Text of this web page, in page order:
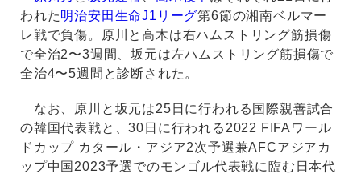
われた明治安田生命J1リーグ第6節の湘南ベルマー
レ戦で負傷。原川と高木は右ハムストリング筋損傷
で全治2〜3週間、坂元は左ハムストリング筋損傷で
全治4〜5週間と診断された。
なお、原川と坂元は25日に行われる国際親善試合
の韓国代表戦と、30日に行われる2022 FIFAワール
ドカップ カタール・アジア2次予選兼AFCアジアカ
ップ中国2023予選でのモンゴル代表戦に臨む日本代